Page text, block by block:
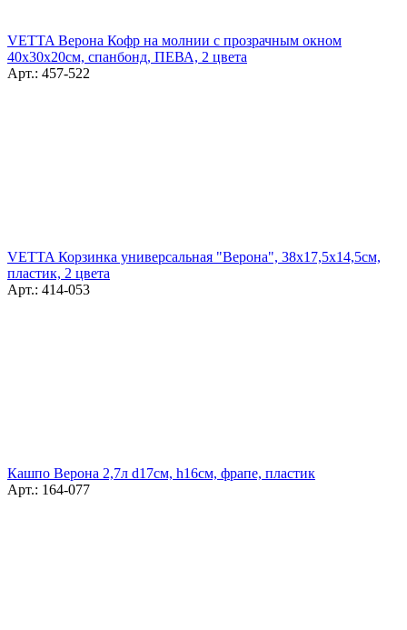
VETTA Верона Кофр на молнии с прозрачным окном
40х30х20см, спанбонд, ПЕВА, 2 цвета
Арт.: 457-522
VETTA Корзинка универсальная "Верона", 38x17,5x14,5см,
пластик, 2 цвета
Арт.: 414-053
Кашпо Верона 2,7л d17см, h16см, фрапе, пластик
Арт.: 164-077